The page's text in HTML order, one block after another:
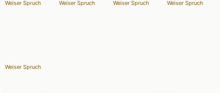
Weiser Spruch Weiser Spruch Weiser Spruch Weiser Spruch
Weiser Spruch